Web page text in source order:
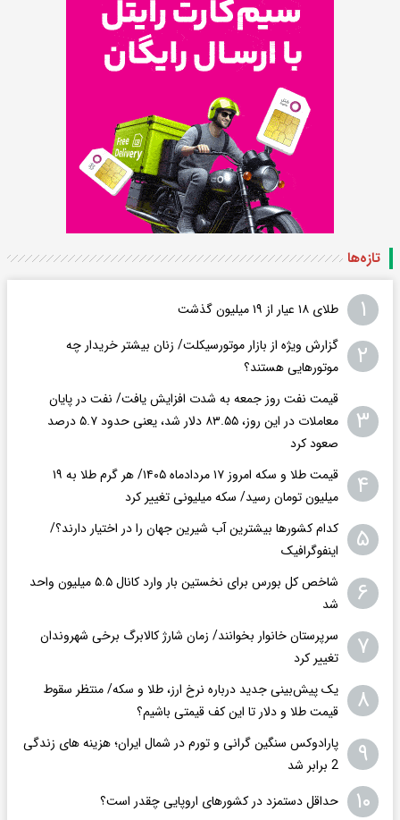
تازه‌ها
۱ طلای ۱۸ عیار از ۱۹ میلیون گذشت
۲
گزارش ویژه از بازار موتورسیکلت/ زنان بیشتر خریدار چه
موتورهایی هستند؟
۳
قیمت نفت روز جمعه به شدت افزایش یافت/ نفت در پایان
معاملات در این روز، ۸۳.۵۵ دلار شد، یعنی حدود ۵.۷ درصد
صعود کرد
۴
قیمت طلا و سکه امروز ۱۷ مردادماه ۱۴۰۵/ هر گرم طلا به ۱۹
میلیون تومان رسید/ سکه میلیونی تغییر کرد
۵
کدام کشورها بیشترین آب شیرین جهان را در اختیار دارند؟/
اینفوگرافیک
۶
شاخص کل بورس برای نخستین بار وارد کانال ۵.۵ میلیون واحد
شد
۷
سرپرستان خانوار بخوانند/ زمان شارژ کالابرگ برخی شهروندان
تغییر کرد
۸
یک پیش‌بینی جدید درباره نرخ ارز، طلا و سکه/ منتظر سقوط
قیمت طلا و دلار تا این کف قیمتی باشیم؟
۹
پارادوکس سنگین گرانی و تورم در شمال ایران؛ هزینه های زندگی
2 برابر ‌شد
۱۰ حداقل دستمزد در کشورهای اروپایی چقدر است؟